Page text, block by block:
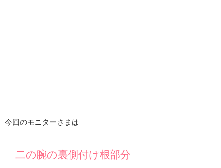
今回のモニターさまは
二の腕の裏側付け根部分